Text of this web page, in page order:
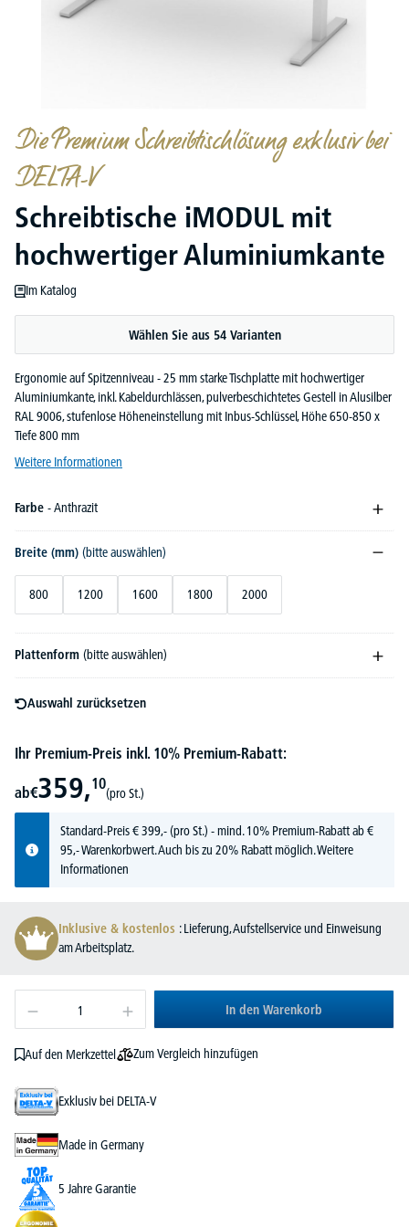
Die Premium Schreibtischlösung exklusiv bei
DELTA-V
Schreibtische iMODUL mit
hochwertiger Aluminiumkante
Im Katalog
Wählen Sie aus 54 Varianten
Ergonomie auf Spitzenniveau - 25 mm starke Tischplatte mit hochwertiger
Aluminiumkante, inkl. Kabeldurchlässen, pulverbeschichtetes Gestell in Alusilber
RAL 9006, stufenlose Höheneinstellung mit Inbus-Schlüssel, Höhe 650-850 x
Tiefe 800 mm
Weitere Informationen
Farbe - Anthrazit
Breite (mm) (bitte auswählen)
800 1200 1600 1800 2000
Plattenform (bitte auswählen)
Auswahl zurücksetzen
Ihr Premium-Preis inkl. 10% Premium-Rabatt:
ab€359,10
(pro St.)
Standard-Preis€399,-(pro St.) - mind. 10% Premium-Rabatt ab €
95,- Warenkorbwert. Auch bis zu 20% Rabatt möglich.Weitere
Informationen
Inklusive & kostenlos : Lieferung, Aufstellservice und Einweisung
am Arbeitsplatz.
In den Warenkorb
Auf den Merkzettel Zum Vergleich hinzufügen
Exklusiv bei DELTA-V
Made in Germany
5 Jahre Garantie